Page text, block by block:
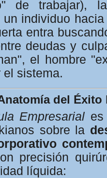
de trabajar),
un individuo
entra
deudas y
el hombre
el sistema.
del Éxito
Empresarial
sobre la
precisión
líquida: